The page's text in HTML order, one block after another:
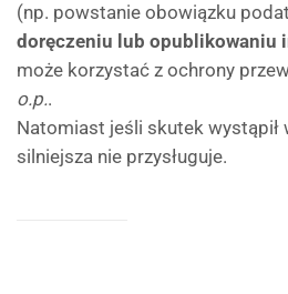
(np. powstanie obowiązku
doręczeniu lub opublikowaniu
może korzystać z ochrony
o.p..
Natomiast jeśli skutek
silniejsza nie przysługuje.